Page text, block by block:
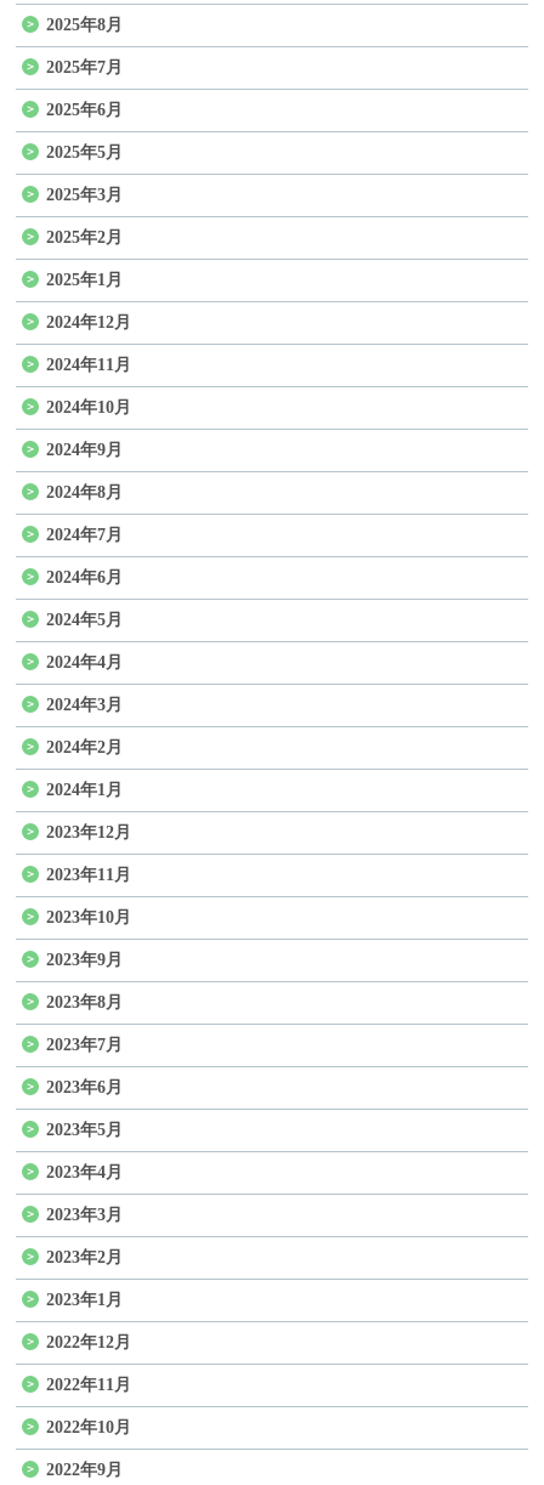
2025年8月
2025年7月
2025年6月
2025年5月
2025年3月
2025年2月
2025年1月
2024年12月
2024年11月
2024年10月
2024年9月
2024年8月
2024年7月
2024年6月
2024年5月
2024年4月
2024年3月
2024年2月
2024年1月
2023年12月
2023年11月
2023年10月
2023年9月
2023年8月
2023年7月
2023年6月
2023年5月
2023年4月
2023年3月
2023年2月
2023年1月
2022年12月
2022年11月
2022年10月
2022年9月